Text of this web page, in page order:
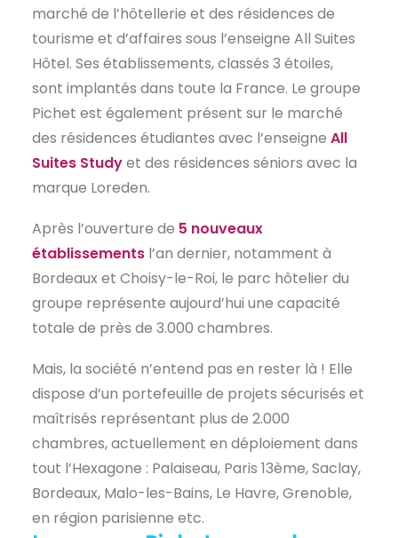
marché de l’hôtellerie et des résidences de
tourisme et d’affaires sous l’enseigne All Suites
Hôtel. Ses établissements, classés 3 étoiles,
sont implantés dans toute la France. Le groupe
Pichet est également présent sur le marché
des résidences étudiantes avec l’enseigne All
Suites Studyet des résidences séniors avec la
marque Loreden.
Après l’ouverture de 5 nouveaux
établissements l’an dernier, notamment à
Bordeaux et Choisy-le-Roi, le parc hôtelier du
groupe représente aujourd’hui une capacité
totale de près de 3.000 chambres.
Mais, la société n’entend pas en rester là ! Elle
dispose d’un portefeuille de projets sécurisés et
maîtrisés représentant plus de 2.000
chambres, actuellement en déploiement dans
tout l’Hexagone : Palaiseau, Paris 13ème, Saclay,
Bordeaux, Malo-les-Bains, Le Havre, Grenoble,
en région parisienne etc.